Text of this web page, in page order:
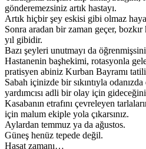
gönderemezsiniz artık hastayı.
Artık hiçbir şey eskisi gibi olmaz
Sonra aradan bir zaman geçer, bozkır
yıl gibidir.
Bazı şeyleri unutmayı da
Hastanenin başhekimi, rotasyonla
pratisyen abiniz Kurban Bayramı
Sabah içinizde bir sıkıntıyla
yardımcısı adli bir olay için
Kasabanın etrafını çevreleyen
için malum ekiple yola çıkarsınız.
Aylardan temmuz ya da ağustos.
Güneş henüz tepede değil.
Hasat zamanı…